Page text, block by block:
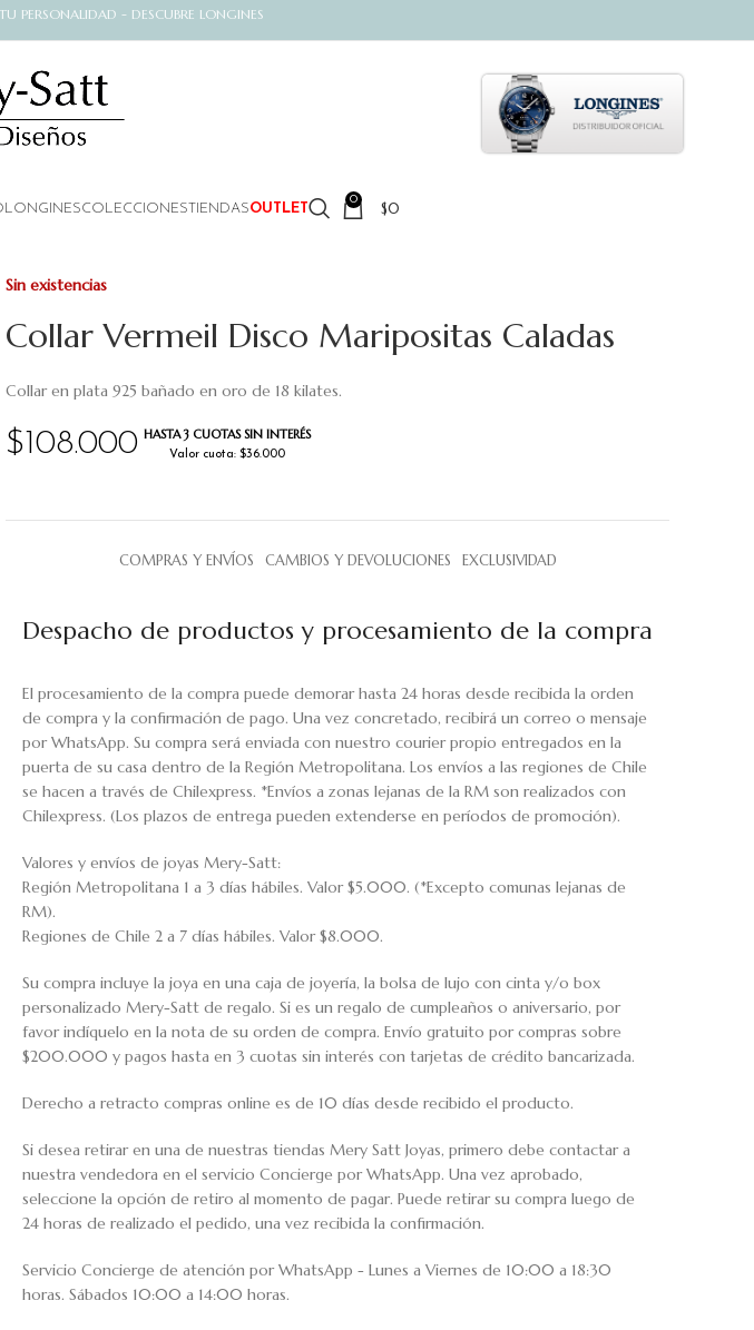
PERSONALIDAD - DESCUBRE LONGINES
LONGINESCOLECCIONESTIENDASOUTLET
0 $0
Collar Vermeil Disco Maripositas Caladas
$108.000 HASTA 3 CUOTAS SIN INTERÉS
Valor cuota: $36.000
Collar en plata 925 bañado en oro de 18 kilates.
Sin existencias
COMPRAS Y ENVÍOS CAMBIOS Y DEVOLUCIONES EXCLUSIVIDAD
Despacho de productos y procesamiento de la compra
El procesamiento de la compra puede demorar hasta 24 horas desde recibida la orden
de compra y la confirmación de pago. Una vez concretado, recibirá un correo o mensaje
por WhatsApp. Su compra será enviada con nuestro courier propio entregados en la
puerta de su casa dentro de la Región Metropolitana. Los envíos a las regiones de Chile
se hacen a través de Chilexpress. *Envíos a zonas lejanas de la RM son realizados con
Chilexpress. (Los plazos de entrega pueden extenderse en períodos de promoción).
Valores y envíos de joyas Mery-Satt:
Región Metropolitana 1 a 3 días hábiles. Valor $5.000. (*Excepto comunas lejanas de
RM).
Regiones de Chile 2 a 7 días hábiles. Valor $8.000.
Su compra incluye la joya en una caja de joyería, la bolsa de lujo con cinta y/o box
personalizado Mery-Satt de regalo. Si es un regalo de cumpleaños o aniversario, por
favor indíquelo en la nota de su orden de compra. Envío gratuito por compras sobre
$200.000 y pagos hasta en 3 cuotas sin interés con tarjetas de crédito bancarizada.
Derecho a retracto compras online es de 10 días desde recibido el producto.
Si desea retirar en una de nuestras tiendas Mery Satt Joyas, primero debe contactar a
nuestra vendedora en el servicio Concierge por WhatsApp. Una vez aprobado,
seleccione la opción de retiro al momento de pagar. Puede retirar su compra luego de
24 horas de realizado el pedido, una vez recibida la confirmación.
Servicio Concierge de atención por WhatsApp - Lunes a Viernes de 10:00 a 18:30
horas. Sábados 10:00 a 14:00 horas.